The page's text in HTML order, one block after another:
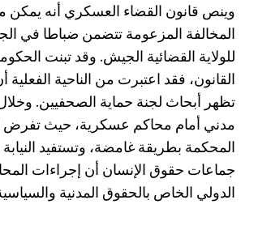
وينص قانون القضاء العسكري أنه يمكن
المخالفة المزعومة تتضمن ضباطا في
للولاية القضائية الجيش. وقد تبنت
القانون، فقد اعتبرت من الناحية
مدني أمام محاكم عسكرية، حيث تفرض
المحكمة بطريقة غامضة، وتستفيد
جماعات حقوق الإنسان أن إجراءات
الدولي الخاص بالحقوق المدنية